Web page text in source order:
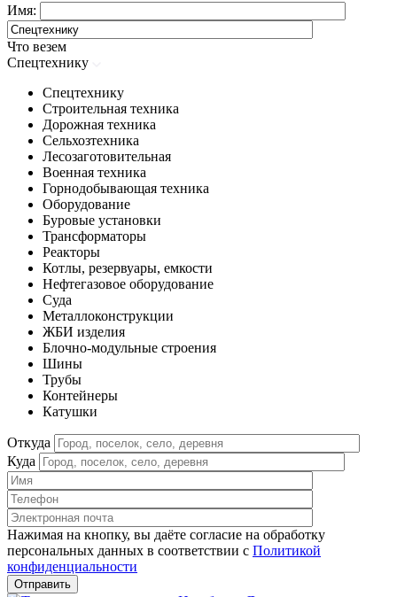
Имя:
Что везем
Спецтехнику
Спецтехнику
Строительная техника
Дорожная техника
Сельхозтехника
Лесозаготовительная
Военная техника
Горнодобывающая техника
Оборудование
Буровые установки
Трансформаторы
Реакторы
Котлы, резервуары, емкости
Нефтегазовое оборудование
Cуда
Металлоконструкции
ЖБИ изделия
Блочно-модульные строения
Шины
Трубы
Контейнеры
Катушки
Откуда
Куда
Нажимая на кнопку, вы даёте согласие на обработку
персональных данных в соответствии c Политикой
конфиденциальности